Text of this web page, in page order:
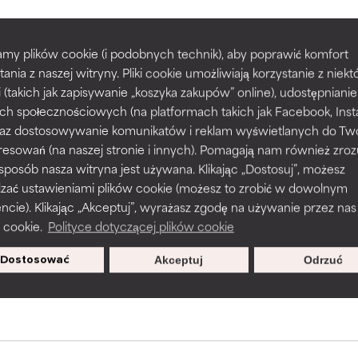
plików cookie (i podobnych technik), aby poprawić komfort
z naszej witryny. Pliki cookie umożliwiają korzystanie z
jak zapisywanie „koszyka zakupów” online),
społecznościowych (na platformach takich jak Facebook,
dostosowywanie komunikatów i reklam wyświetlanych do
(na naszej stronie i innych). Pomagają nam również
nasza witryna jest używana. Klikając „Dostosuj”, możesz
ustawieniami plików cookie (możesz to zrobić w dowolnym
Klikając „Akceptuj”, wyrażasz zgodę na używanie przez nas
Polityce dotyczącej plików cookie
Dostosować Odrzuć
Akceptuj
POWRÓT DO WYSZUKIWANIA
to assess ingredients in this dictionary. Regulations
tekstury, stabilności lub penetracji formuły.
ale może mieć problemy estetyczne, stabilności lub inne,
użyteczność.
podrażnienia. Ryzyko wzrasta w połączeniu z innymi
składnikami.
podrażnienie, stan zapalny, suchość itp. Może przynosić
tekstury, stabilności lub penetracji formuły.
ale może mieć problemy estetyczne, stabilności lub inne,
użyteczność.
podrażnienia. Ryzyko wzrasta w połączeniu z innymi
składnikami.
podrażnienie, stan zapalny, suchość itp. Może przynosić
się, aby otrzymywać wyjątkowe
oferty.